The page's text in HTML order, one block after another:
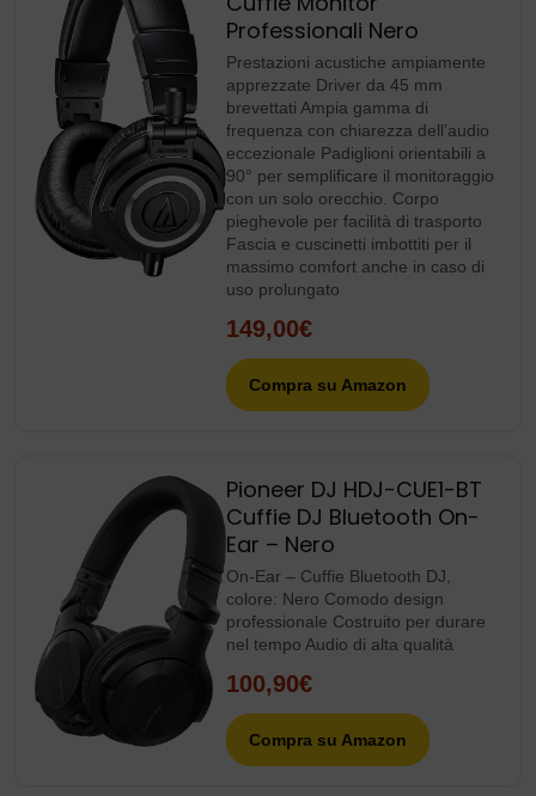
Professionali Nero
Prestazioni acustiche ampiamente
apprezzate Driver da 45 mm
brevettati Ampia gamma di
frequenza con chiarezza dell’audio
eccezionale Padiglioni orientabili a
90° per semplificare il monitoraggio
con un solo orecchio. Corpo
pieghevole per facilità di trasporto
Fascia e cuscinetti imbottiti per il
massimo comfort anche in caso di
uso prolungato
149,00€
Compra su Amazon
Pioneer DJ HDJ-CUE1-BT
Cuffie DJ Bluetooth On-
Ear – Nero
On-Ear – Cuffie Bluetooth DJ,
colore: Nero Comodo design
professionale Costruito per durare
nel tempo Audio di alta qualità
100,90€
Compra su Amazon